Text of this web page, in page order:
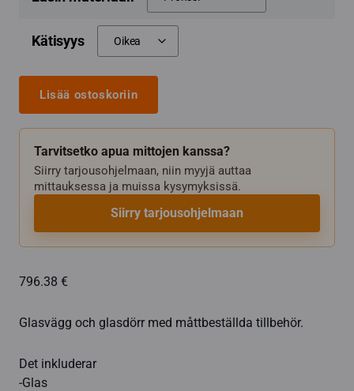
Kätisyys
Lisää ostoskoriin
Tarvitsetko apua mittojen kanssa?
Siirry tarjousohjelmaan, niin myyjä auttaa
mittauksessa ja muissa kysymyksissä.
Siirry tarjousohjelmaan
796.38 €
Glasvägg och glasdörr med måttbeställda tillbehör.
Det inkluderar
-Glas